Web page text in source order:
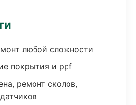
любой сложности
покрытия и ppf
ремонт сколов,